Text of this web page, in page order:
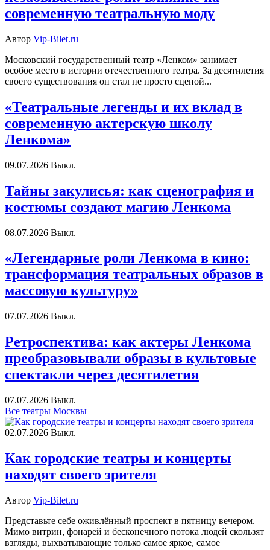
современную театральную моду
Автор Vip-Bilet.ru
Московский государственный театр «Ленком» занимает
особое место в истории отечественного театра. За десятилетия
своего существования он стал не просто сценой...
«Театральные легенды и их вклад в
современную актерскую школу
Ленкома»
09.07.2026 Выкл.
Тайны закулисья: как сценография и
костюмы создают магию Ленкома
08.07.2026 Выкл.
«Легендарные роли Ленкома в кино:
трансформация театральных образов в
массовую культуру»
07.07.2026 Выкл.
Ретроспектива: как актеры Ленкома
преобразовывали образы в культовые
спектакли через десятилетия
07.07.2026 Выкл.
Все театры Москвы
02.07.2026 Выкл.
Как городские театры и концерты
находят своего зрителя
Автор Vip-Bilet.ru
Представьте себе оживлённый проспект в пятницу вечером.
Мимо витрин, фонарей и бесконечного потока людей скользят
взгляды, выхватывающие только самое яркое, самое